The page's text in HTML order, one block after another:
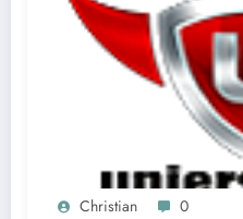
Christian 0